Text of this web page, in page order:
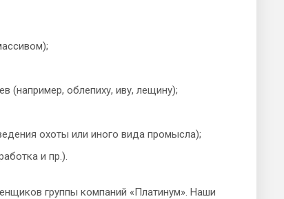
(например, облепиху, иву, лещину);
охоты или иного вида промысла);
и пр.).
группы компаний «Платинум». Наши